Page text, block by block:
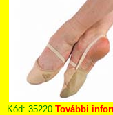
Kód: 35220 További